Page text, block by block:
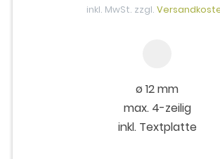
inkl. MwSt. zzgl.
ø 12 mm
max. 4-zeilig
inkl. Textplatte